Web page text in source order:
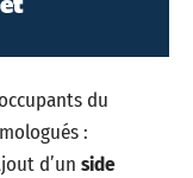
du
:
d’un side